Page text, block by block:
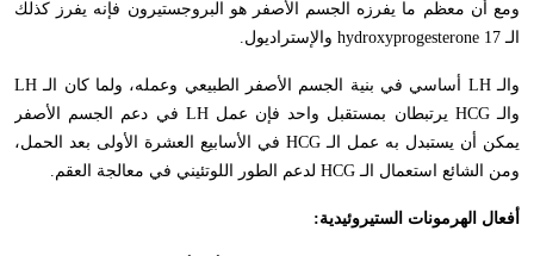
ومع أن معظم ما يفرزه الجسم الأصفر هو البروجستيرون فإنه يفرز كذلك
الـ hydroxyprogesterone 17 والإستراديول.
والـLH أساسي في بنية الجسم الأصفر الطبيعي وعمله، ولما كان الـ LH
والـHCG يرتبطان بمستقبل واحد فإن عملLH في دعم الجسم الأصفر
يمكن أن يستبدل به عمل الـ HCG في الأسابيع العشرة الأولى بعد الحمل،
ومن الشائع استعمال الـ HCG لدعم الطور اللوتئيني في معالجة العقم.
أفعال الهرمونات الستيروئيدية: